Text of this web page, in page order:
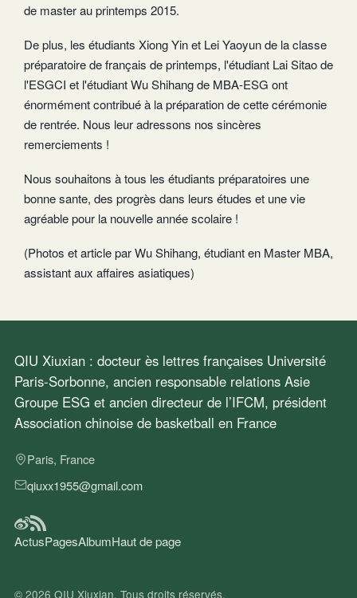
de master au printemps 2015.
De plus, les étudiants Xiong Yin et Lei Yaoyun de la classe
préparatoire de français de printemps, l'étudiant Lai Sitao de
l'ESGCI et l'étudiant Wu Shihang de MBA-ESG ont
énormément contribué à la préparation de cette cérémonie
de rentrée. Nous leur adressons nos sincères
remerciements !
Nous souhaitons à tous les étudiants préparatoires une
bonne sante, des progrès dans leurs études et une vie
agréable pour la nouvelle année scolaire !
(Photos et article par Wu Shihang, étudiant en Master MBA,
assistant aux affaires asiatiques)
QIU Xiuxian : docteur ès lettres françaises Université
Paris-Sorbonne, ancien responsable relations Asie
Groupe ESG et ancien directeur de l’IFCM, président
Association chinoise de basketball en France
Paris, France
qiuxx1955@gmail.com
ActusPagesAlbumHaut de page
© 2026 QIU Xiuxian. Tous droits réservés.